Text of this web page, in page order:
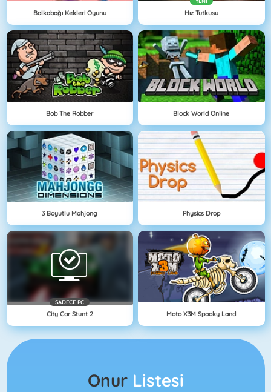
Balkabağı Kekleri Oyunu Hız Tutkusu
Bob The Robber Block World Online
3 Boyutlu Mahjong Physics Drop
SADECE PC
City Car Stunt 2 Moto X3M Spooky Land
Onur Listesi